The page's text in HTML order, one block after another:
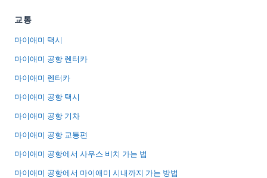
교통
마이애미 택시
마이애미 공항 렌터카
마이애미 렌터카
마이애미 공항 택시
마이애미 공항 기차
마이애미 공항 교통편
마이애미 공항에서 사우스 비치 가는 법
마이애미 공항에서 마이애미 시내까지 가는 방법